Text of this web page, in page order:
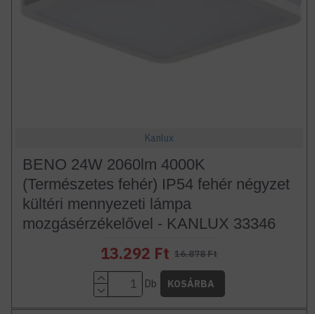
Kanlux
BENO 24W 2060lm 4000K
(Természetes fehér) IP54 fehér négyzet
kültéri mennyezeti lámpa
mozgásérzékelővel - KANLUX 33346
13.292 Ft 16.878 Ft
Db KOSÁRBA